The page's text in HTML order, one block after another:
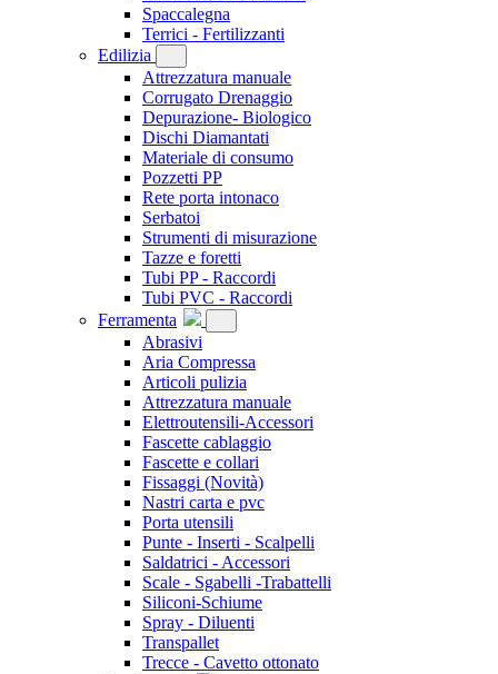
Spaccalegna
Terrici - Fertilizzanti
Edilizia
Attrezzatura manuale
Corrugato Drenaggio
Depurazione- Biologico
Dischi Diamantati
Materiale di consumo
Pozzetti PP
Rete porta intonaco
Serbatoi
Strumenti di misurazione
Tazze e foretti
Tubi PP - Raccordi
Tubi PVC - Raccordi
Ferramenta
Abrasivi
Aria Compressa
Articoli pulizia
Attrezzatura manuale
Elettroutensili-Accessori
Fascette cablaggio
Fascette e collari
Fissaggi (Novità)
Nastri carta e pvc
Porta utensili
Punte - Inserti - Scalpelli
Saldatrici - Accessori
Scale - Sgabelli -Trabattelli
Siliconi-Schiume
Spray - Diluenti
Transpallet
Trecce - Cavetto ottonato